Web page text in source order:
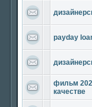
payday
фильм
качестве